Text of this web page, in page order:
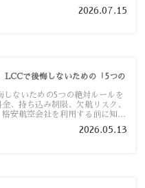
2026.07.15
LCCで後悔しないための「5つの
ないための5つの絶対ルールを
、持ち込み制限、欠航リスク、
格安航空会社を利用する前に知っ
2026.05.13